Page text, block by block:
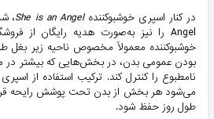
در کنار اسپری خوشبوکنندهShe is an Angel،
Angelرا نیز به‌صورت هدیه رایگان از
خوشبوکننده معمولاً مخصوص ناحیه زیر بغل
بودن عمومی بدن، در بخش‌هایی که بیشتر
نامطبوع را کنترل کند. ترکیب استفاده از
می‌شود هر بخش از بدن تحت پوشش رایحه
طول روز حفظ شود.